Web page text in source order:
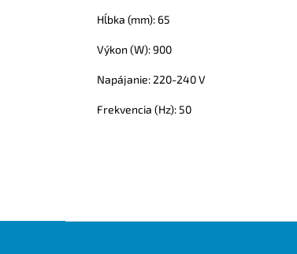
Hĺbka (mm): 65
Výkon (W): 900
Napájanie: 220-240 V
Frekvencia (Hz): 50